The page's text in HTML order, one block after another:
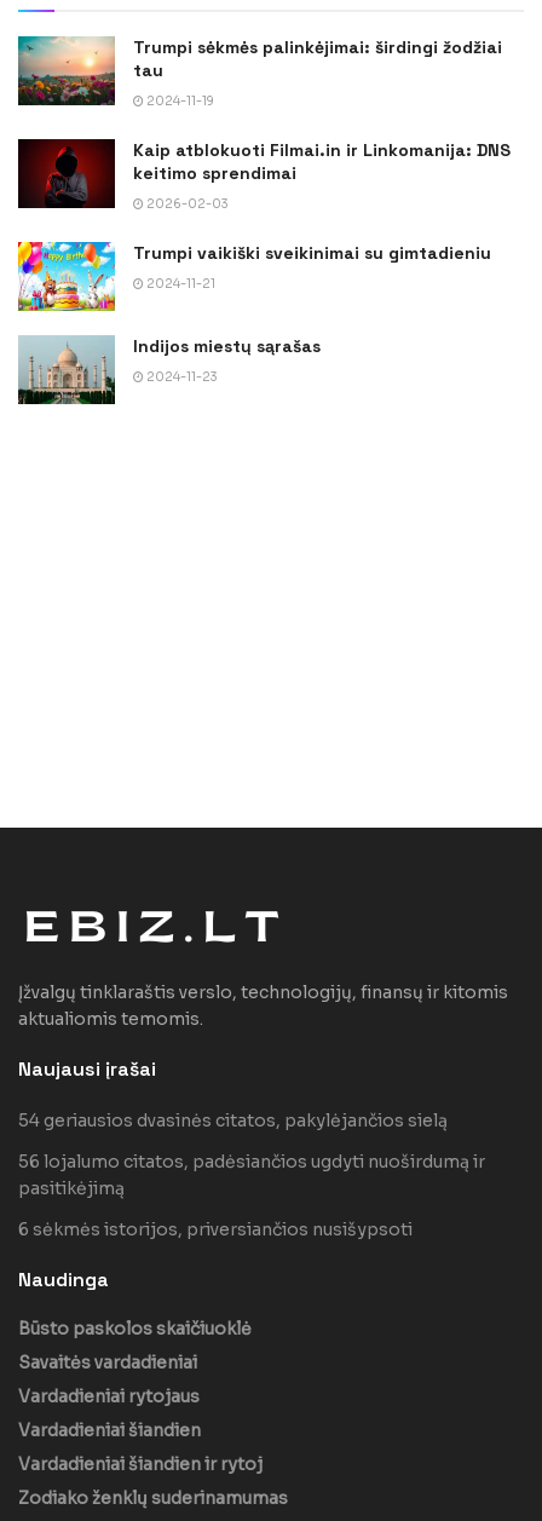
Trumpi sėkmės palinkėjimai: širdingi žodžiai
tau
2024-11-19
Kaip atblokuoti Filmai.in ir Linkomanija: DNS
keitimo sprendimai
2026-02-03
Trumpi vaikiški sveikinimai su gimtadieniu
2024-11-21
Indijos miestų sąrašas
2024-11-23
Įžvalgų tinklaraštis verslo, technologijų, finansų ir kitomis
aktualiomis temomis.
Naujausi įrašai
54 geriausios dvasinės citatos, pakylėjančios sielą
56 lojalumo citatos, padėsiančios ugdyti nuoširdumą ir
pasitikėjimą
6 sėkmės istorijos, priversiančios nusišypsoti
Naudinga
Būsto paskolos skaičiuoklė
Savaitės vardadieniai
Vardadieniai rytojaus
Vardadieniai šiandien
Vardadieniai šiandien ir rytoj
Zodiako ženklų suderinamumas